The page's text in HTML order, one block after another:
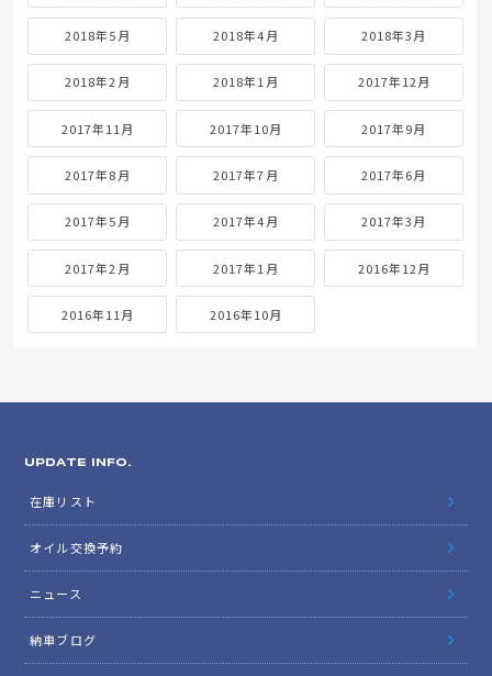
2018年5月 2018年4月 2018年3月
2018年2月 2018年1月 2017年12月
2017年11月 2017年10月 2017年9月
2017年8月 2017年7月 2017年6月
2017年5月 2017年4月 2017年3月
2017年2月 2017年1月 2016年12月
2016年11月 2016年10月
UPDATE INFO.
在庫リスト
オイル交換予約
ニュース
納車ブログ